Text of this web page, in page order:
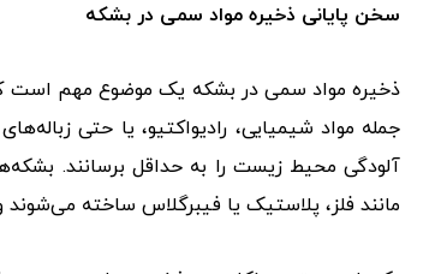
سخن پایانی ذخیره مواد سمی در بشکه
ذخیره مواد سمی در بشکه یک موضوع مهم است که
جمله مواد شیمیایی، رادیواکتیو، یا حتی
آلودگی محیط زیست را به حداقل برسانند.
مانند فلز، پلاستیک یا فیبرگلاس ساخته